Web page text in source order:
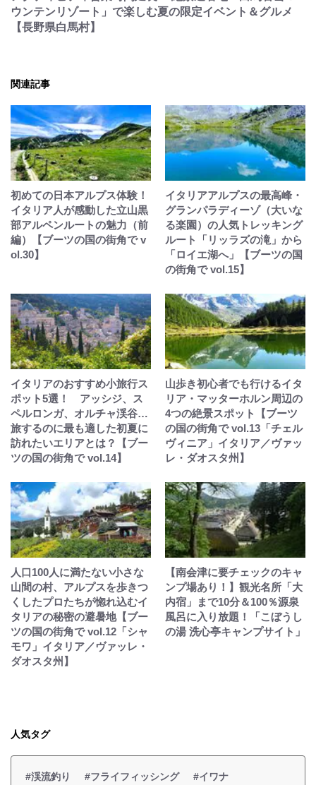
ウンテンリゾート」で楽しむ夏の限定イベント＆グルメ
【長野県白馬村】
関連記事
初めての日本アルプス体験！
イタリア人が感動した立山黒
部アルペンルートの魅力（前
編）【ブーツの国の街角で v
ol.30】
イタリアアルプスの最高峰・
グランパラディーゾ（大いな
る楽園）の人気トレッキング
ルート「リッラズの滝」から
「ロイエ湖へ」【ブーツの国
の街角で vol.15】
イタリアのおすすめ小旅行ス
ポット5選！ アッシジ、ス
ペルロンガ、オルチャ渓谷…
旅するのに最も適した初夏に
訪れたいエリアとは？【ブー
ツの国の街角で vol.14】
山歩き初心者でも行けるイタ
リア・マッターホルン周辺の
4つの絶景スポット【ブーツ
の国の街角で vol.13「チェル
ヴィニア」イタリア／ヴァッ
レ・ダオスタ州】
人口100人に満たない小さな
山間の村、アルプスを歩きつ
くしたプロたちが惚れ込むイ
タリアの秘密の避暑地【ブー
ツの国の街角で vol.12「シャ
モワ」イタリア／ヴァッレ・
ダオスタ州】
【南会津に要チェックのキャ
ンプ場あり！】観光名所「大
内宿」まで10分＆100％源泉
風呂に入り放題！「こぼうし
の湯 洗心亭キャンプサイト」
人気タグ
#渓流釣り #フライフィッシング
#イワナ